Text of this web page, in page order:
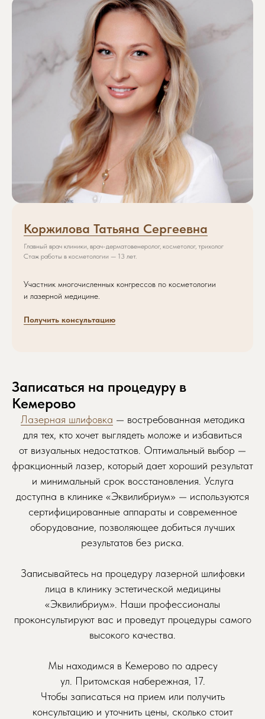
Коржилова Татьяна Сергеевна
Главный врач клиники, врач-дерматовенеролог, косметолог, трихолог
Стаж работы в косметологии — 13 лет.
Участник многочисленных конгрессов по косметологии
и лазерной медицине.
Получить консультацию
Записаться на процедуру в
Кемерово
Лазерная шлифовка — востребованная методика
для тех, кто хочет выглядеть моложе и избавиться
от визуальных недостатков. Оптимальный выбор —
фракционный лазер, который дает хороший результат
и минимальный срок восстановления. Услуга
доступна в клинике «Эквилибриум» — используются
сертифицированные аппараты и современное
оборудование, позволяющее добиться лучших
результатов без риска.
Записывайтесь на процедуру лазерной шлифовки
лица в клинику эстетической медицины
«Эквилибриум». Наши профессионалы
проконсультируют вас и проведут процедуры самого
высокого качества.
Мы находимся в Кемерово по адресу
ул. Притомская набережная, 17.
Чтобы записаться на прием или получить
консультацию и уточнить цены, сколько стоит
Просто заполните форму, мы свяжемся
с вами и запишем вас в удобное время
Записаться на приём